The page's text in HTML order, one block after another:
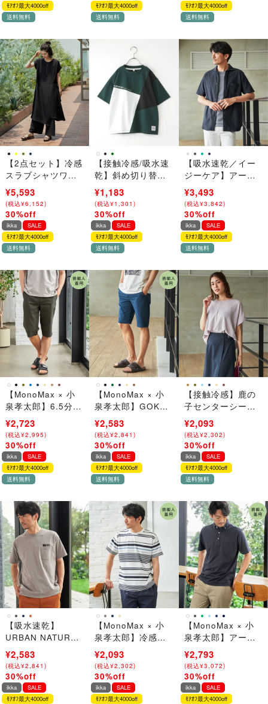
ﾓｱｵﾌ最大4000off
送料無料
【2点セット】冷感
スラブシャツワン
ピースセット
¥7,990
(税込¥8,789)
→
¥5,593
(税込¥6,152)
30%off
ﾓｱｵﾌ最大4000off
送料無料
【接触冷感/吸水速
乾】斜め切り替えT
シャツ
（120~160cm）
¥1,690
(税込¥1,859)
→
¥1,183
(税込¥1,301)
30%off
ﾓｱｵﾌ最大4000off
送料無料
【吸水速乾／イー
ジーケア】アーバ
ンドライ冷感オー
プンポロシャツ
¥4,990
(税込¥5,489)
→
¥3,493
(税込¥3,842)
30%off
ikka
SALE
ﾓｱｵﾌ最大4000off
送料無料
【MonoMax × 小
泉孝太郎】6.5分丈
ドビーイージーハ
ーフパンツ「小泉
孝太郎さん着用モ
デル」
¥3,890
(税込¥4,279)
→
¥2,723
(税込¥2,995)
30%off
ikka
SALE
ﾓｱｵﾌ最大4000off
送料無料
【MonoMax × 小
泉孝太郎】GOKU
楽パンツ EASY
STRETCH 冷感5P
ショート「小泉孝
太郎さん着用モデ
ル」
¥3,690
(税込¥4,059)
→
¥2,583
(税込¥2,841)
30%off
ikka
SALE
ﾓｱｵﾌ最大4000off
送料無料
【接触冷感】鹿の
子センターシーム
タックプルオーバ
ー
¥2,990
(税込¥3,289)
→
¥2,093
(税込¥2,302)
30%off
ikka
SALE
ﾓｱｵﾌ最大4000off
送料無料
【吸水速乾】
URBAN NATURE
LIFE アーバンネイ
チャーライフ ドラ
イSP冷感トレT
¥3,690
(税込¥4,059 )
→
¥2,583
(税込¥2,841 )
30%off
ikka
SALE
ﾓｱｵﾌ最大4000off
送料無料
【MonoMax × 小
泉孝太郎】冷感
DRYポンチボーダ
ーTシャツ「小泉孝
太郎さん着用モデ
ル」
¥2,990
(税込¥3,289)
→
¥2,093
(税込¥2,302)
30%off
ikka
SALE
ﾓｱｵﾌ最大4000off
送料無料
【MonoMax × 小
泉孝太郎】アーバ
ンドライ冷感スイ
スボタンダウンポ
ロシャツ「小泉孝
太郎さん着用モデ
ル」
¥3,990
(税込¥4,389)
→
¥2,793
(税込¥3,072)
30%off
ikka
SALE
ﾓｱｵﾌ最大4000off
ikka
SALE
ﾓｱｵﾌ最大4000off
ikka
SALE
ﾓｱｵﾌ最大4000off